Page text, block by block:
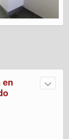
en